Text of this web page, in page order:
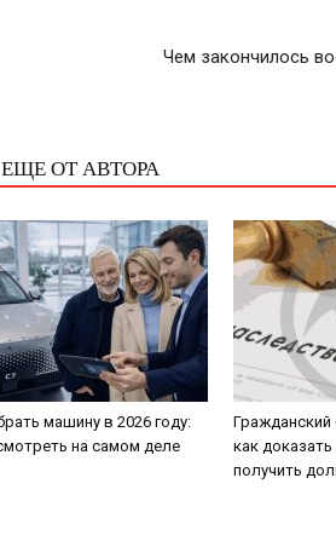
Чем закончилось
ЕЩЕ ОТ АВТОРА
машину в 2026 году:
на самом деле
Гражданский
как
получить